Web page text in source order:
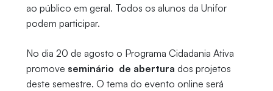
ao público em geral. Todos os alunos da Unifor
podem participar.
No dia 20 de agosto o Programa Cidadania Ativa
promove seminário de abertura dos projetos
deste semestre. O tema do evento online será